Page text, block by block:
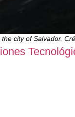
city of Salvador.